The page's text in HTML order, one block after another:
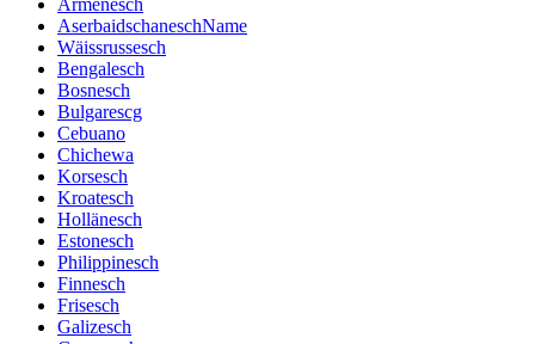
Armenesch
AserbaidschaneschName
Wäissrussesch
Bengalesch
Bosnesch
Bulgarescg
Cebuano
Chichewa
Korsesch
Kroatesch
Hollänesch
Estonesch
Philippinesch
Finnesch
Frisesch
Galizesch